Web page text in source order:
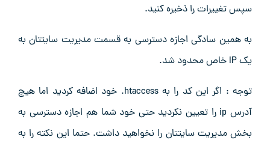
سپس تغییرات را ذخیره کنید.
به همین سادگی اجازه دسترسی به قسمت مدیریت سایتتان به
یک IP خاص محدود شد.
توجه : اگر این کد را به htaccess. خود اضافه کردید اما هیچ
آدرس ip را تعیین نکردید حتی خود شما هم اجازه دسترسی به
بخش مدیریت سایتتان را نخواهید داشت. حتما این نکته را به